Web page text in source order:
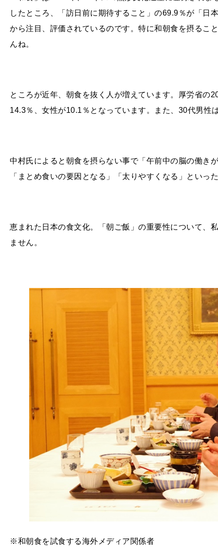
したところ、「訪日前に期待すること」の69.9％が「日
から注目、評価されているのです。特に和朝食を摂るこ
んね。
ところが近年、朝食を抜く人が増えています。厚労省の
14.3％、女性が10.1％となっています。また、30代男性
中村氏によると朝食を摂らない事で「午前中の脳の働き
「まとめ食いの要因となる」「太りやすくなる」といっ
恵まれた日本の食文化。「朝ご飯」の重要性について、
ません。
※和朝食を試食する海外メディア関係者